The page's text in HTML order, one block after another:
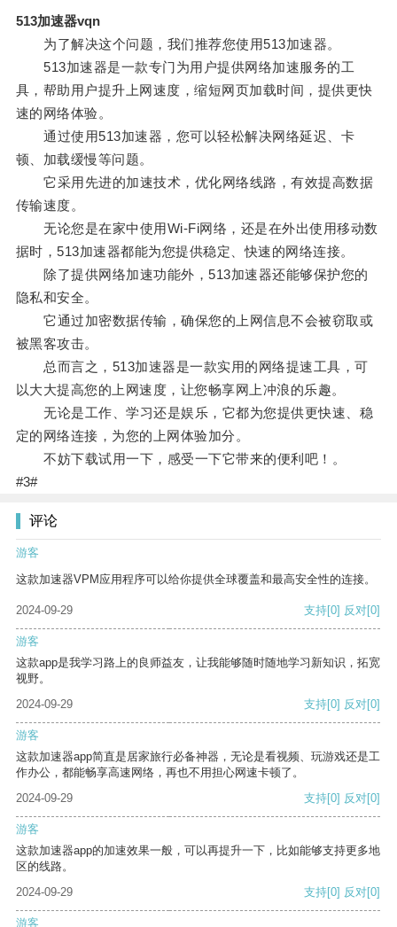
513加速器vqn
为了解决这个问题，我们推荐您使用513加速器。
513加速器是一款专门为用户提供网络加速服务的工
具，帮助用户提升上网速度，缩短网页加载时间，提供更快
速的网络体验。
通过使用513加速器，您可以轻松解决网络延迟、卡
顿、加载缓慢等问题。
它采用先进的加速技术，优化网络线路，有效提高数据
传输速度。
无论您是在家中使用Wi-Fi网络，还是在外出使用移动数
据时，513加速器都能为您提供稳定、快速的网络连接。
除了提供网络加速功能外，513加速器还能够保护您的
隐私和安全。
它通过加密数据传输，确保您的上网信息不会被窃取或
被黑客攻击。
总而言之，513加速器是一款实用的网络提速工具，可
以大大提高您的上网速度，让您畅享网上冲浪的乐趣。
无论是工作、学习还是娱乐，它都为您提供更快速、稳
定的网络连接，为您的上网体验加分。
不妨下载试用一下，感受一下它带来的便利吧！。
#3#
评论
游客
这款加速器VPM应用程序可以给你提供全球覆盖和最高安全性的连接。
2024-09-29 支持[0] 反对[0]
游客
这款app是我学习路上的良师益友，让我能够随时随地学习新知识，拓宽
视野。
2024-09-29
支持[0] 反对[0]
游客
这款加速器app简直是居家旅行必备神器，无论是看视频、玩游戏还是工
作办公，都能畅享高速网络，再也不用担心网速卡顿了。
2024-09-29
支持[0] 反对[0]
游客
这款加速器app的加速效果一般，可以再提升一下，比如能够支持更多地
区的线路。
2024-09-29
支持[0] 反对[0]
游客